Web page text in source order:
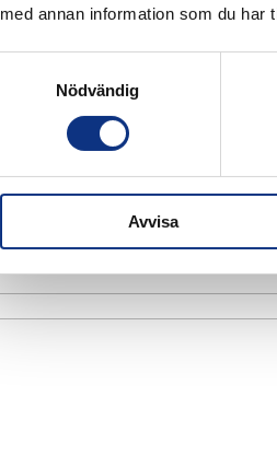
med annan information som du har
Nödvändig
Avvisa